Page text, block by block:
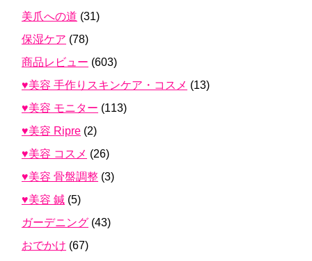
美爪への道 (31)
保湿ケア (78)
商品レビュー (603)
♥美容 手作りスキンケア・コスメ (13)
♥美容 モニター (113)
♥美容 Ripre (2)
♥美容 コスメ (26)
♥美容 骨盤調整 (3)
♥美容 鍼 (5)
ガーデニング (43)
おでかけ (67)